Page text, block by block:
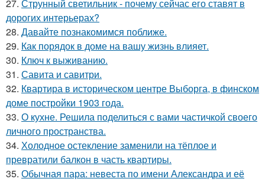
27. Струнный светильник - почему сейчас его ставят в
дорогих интерьерах?
28. Давайте познакомимся поближе.
29. Как порядок в доме на вашу жизнь влияет.
30. Ключ к выживанию.
31. Савита и савитри.
32. Квартира в историческом центре Выборга, в финском
доме постройки 1903 года.
33. О кухне. Решила поделиться с вами частичкой своего
личного пространства.
34. Холодное остекление заменили на тёплое и
превратили балкон в часть квартиры.
35. Обычная пара: невеста по имени Александра и её